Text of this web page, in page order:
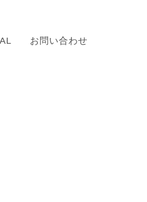
お問い合わせ